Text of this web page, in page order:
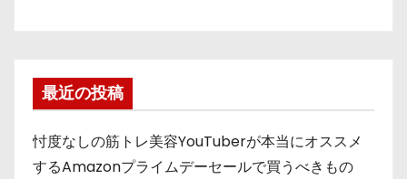
最近の投稿
忖度なしの筋トレ美容YouTuberが本当にオススメ
するAmazonプライムデーセールで買うべきもの